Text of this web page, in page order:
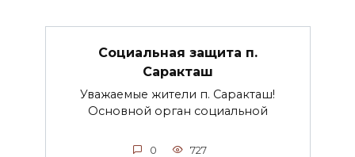
Социальная защита п.
Саракташ
Уважаемые жители п. Саракташ!
Основной орган социальной
0 727